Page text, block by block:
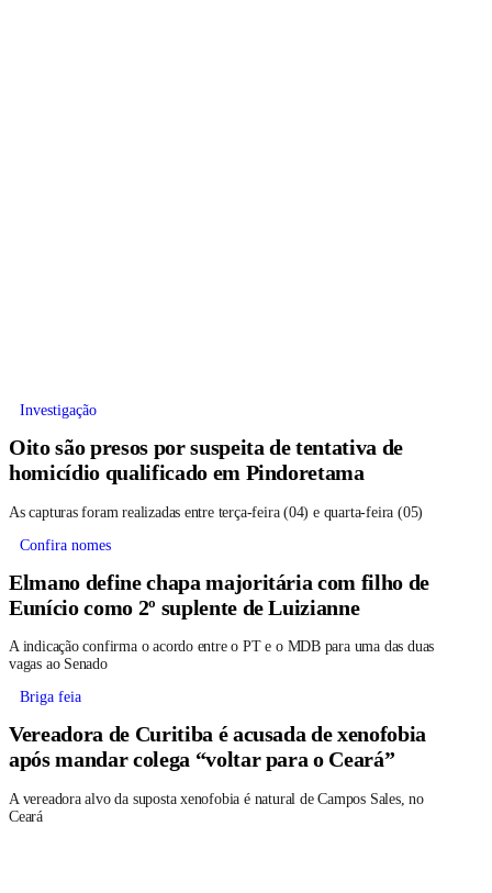
Investigação
Oito são presos por suspeita de tentativa de
homicídio qualificado em Pindoretama
As capturas foram realizadas entre terça-feira (04) e quarta-feira (05)
Confira nomes
Elmano define chapa majoritária com filho de
Eunício como 2º suplente de Luizianne
A indicação confirma o acordo entre o PT e o MDB para uma das duas
vagas ao Senado
Briga feia
Vereadora de Curitiba é acusada de xenofobia
após mandar colega “voltar para o Ceará”
A vereadora alvo da suposta xenofobia é natural de Campos Sales, no
Ceará